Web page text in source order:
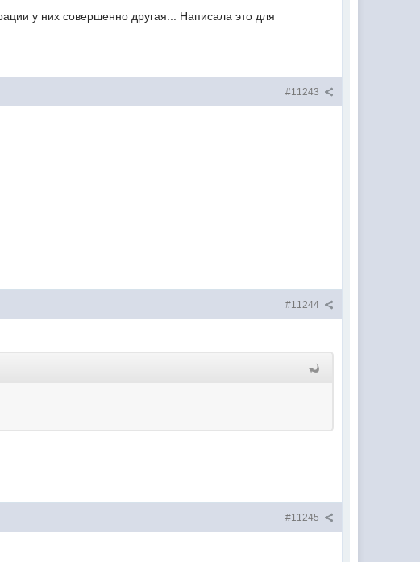
у них совершенно другая... Написала это для
#11243
#11244
#11245